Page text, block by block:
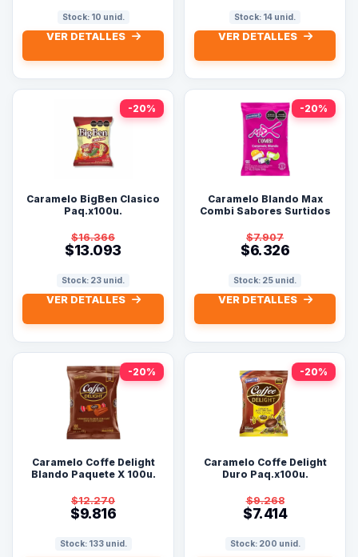
Stock: 10 unid.
VER DETALLES
Stock: 14 unid.
VER DETALLES
-20%
Caramelo BigBen Clasico
Paq.x100u.
$16.366
$13.093
Stock: 23 unid.
VER DETALLES
-20%
Caramelo Blando Max
Combi Sabores Surtidos
$7.907
$6.326
Stock: 25 unid.
VER DETALLES
-20%
Caramelo Coffe Delight
Blando Paquete X 100u.
$12.270
$9.816
Stock: 133 unid.
-20%
Caramelo Coffe Delight
Duro Paq.x100u.
$9.268
$7.414
Stock: 200 unid.